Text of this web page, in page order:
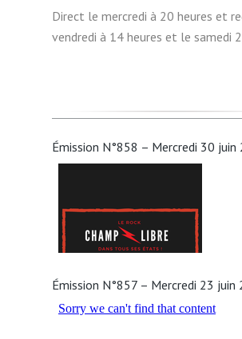
Direct le mercredi à 20 heures et
vendredi à 14 heures et le samedi
Émission N°858 – Mercredi 30 juin
Émission N°857 – Mercredi 23 juin